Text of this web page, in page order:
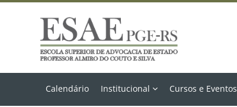
Calendário Institucional Cursos e Eventos